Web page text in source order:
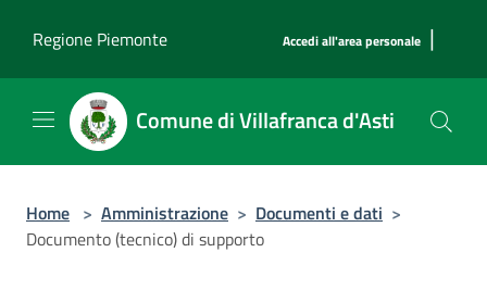
Regione Piemonte
Accedi all'area personale |
Comune di Villafranca d'Asti
Home > Amministrazione > Documenti e dati >
Documento (tecnico) di supporto